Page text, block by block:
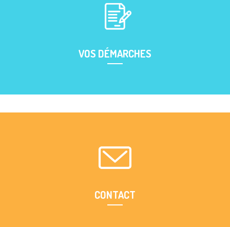
VOS DÉMARCHES
Retrouvez ici toutes les démarches à réaliser
CONTACT